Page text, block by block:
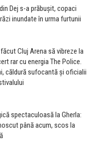
Dej s-a prăbușit, copaci
inundate în urma furtunii
Cluj Arena să vibreze la
rar cu energia The Police.
căldură sufocantă și oficialii
spectaculoasă la Gherla:
până acum, scos la